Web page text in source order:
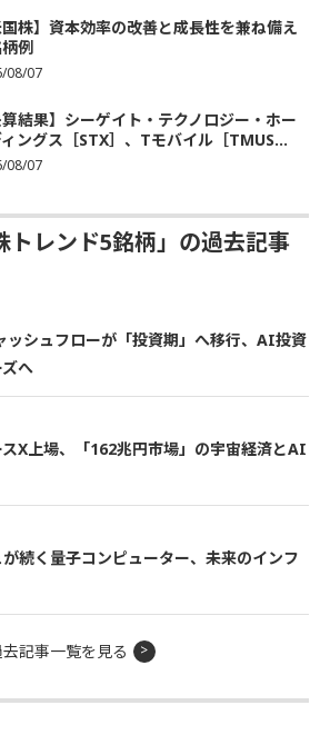
国株】資本効率の改善と成長性を兼ね備え
例
08/07
算結果】シーゲイト・テクノロジー・ホー
ングス［STX］、Tモバイル［TMUS...
08/07
トレンド5銘柄」の過去記事
ッシュフローが「投資期」へ移行、AI投資
へ
スX上場、「162兆円市場」の宇宙経済とAI
が続く量子コンピューター、未来のインフ
記事一覧を見る